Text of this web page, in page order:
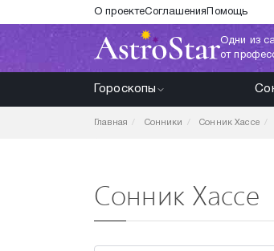
О проектеСоглашения Помощь
Одни из
от
Гороскопы
Главная Сонники Сонник Хассе
Сонник Хассе